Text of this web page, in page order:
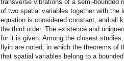
transverse vibrations of a semi-bounded
of two spatial variables together with the
equation is considered constant, and all
the third order. The existence and
for it is given. Among the closest
Ilyin are noted, in which the theorems
that spatial variables belong to a